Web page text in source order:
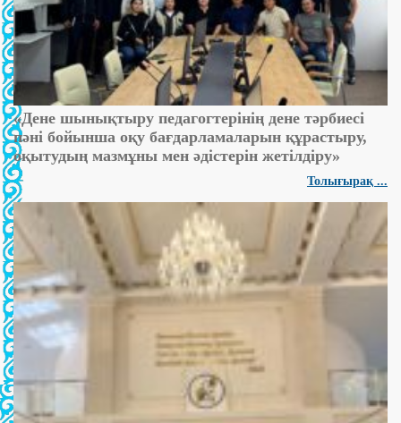
«Дене шынықтыру педагогтерінің дене тәрбиесі
пәні бойынша оқу бағдарламаларын құрастыру,
оқытудың мазмұны мен әдістерін жетілдіру»
Толығырақ ...